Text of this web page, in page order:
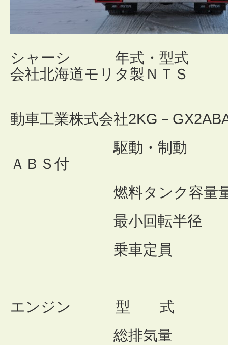
シャーシ 年式・型式
会社北海道モリタ製ＮＴＳ
動車工業株式会社2KG－
駆動・制動 ５
ＡＢＳ付
燃料タンク容量量
最小回転半径
乗車定員
エンジン 型 式
総排気量 ５，